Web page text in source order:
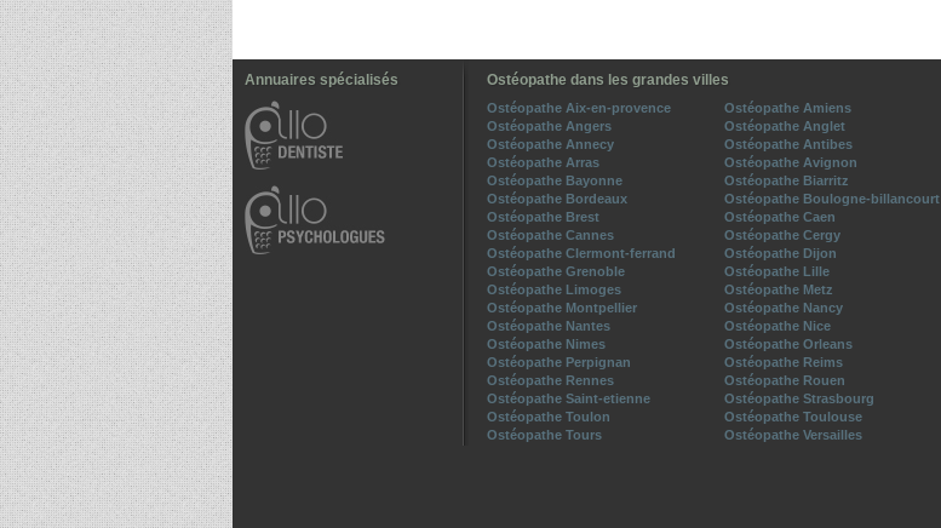
Annuaires spécialisés Ostéopathe dans les grandes villes
Ostéopathe Aix-en-provence
Ostéopathe Amiens
Ostéopathe Angers
Ostéopathe Anglet
Ostéopathe Annecy
Ostéopathe Antibes
Ostéopathe Arras
Ostéopathe Avignon
Ostéopathe Bayonne
Ostéopathe Biarritz
Ostéopathe Bordeaux
Ostéopathe Boulogne-billancourt
Ostéopathe Brest
Ostéopathe Caen
Ostéopathe Cannes
Ostéopathe Cergy
Ostéopathe Clermont-ferrand
Ostéopathe Dijon
Ostéopathe Grenoble
Ostéopathe Lille
Ostéopathe Limoges
Ostéopathe Metz
Ostéopathe Montpellier
Ostéopathe Nancy
Ostéopathe Nantes
Ostéopathe Nice
Ostéopathe Nimes
Ostéopathe Orleans
Ostéopathe Perpignan
Ostéopathe Reims
Ostéopathe Rennes
Ostéopathe Rouen
Ostéopathe Saint-etienne
Ostéopathe Strasbourg
Ostéopathe Toulon
Ostéopathe Toulouse
Ostéopathe Tours
Ostéopathe Versailles